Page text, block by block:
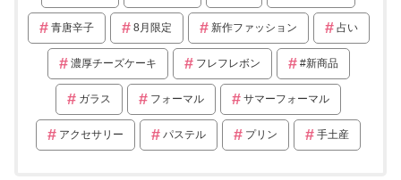
青唐辛子 8月限定 新作ファッション 占い
濃厚チーズケーキ フレフレボン #新商品
ガラス フォーマル サマーフォーマル
アクセサリー パステル プリン 手土産